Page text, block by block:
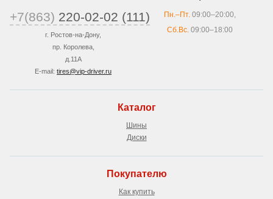
+7(863) 220-02-02 (111)
г. Ростов-на-Дону,
пр. Королева,
д.11А
E-mail: tires@vip-driver.ru
Пн.–Пт. 09:00–20:00,
Сб.Вс. 09:00–18:00
Каталог
Шины
Диски
Покупателю
Как купить